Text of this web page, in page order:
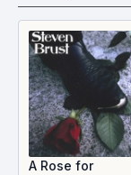
A Rose for